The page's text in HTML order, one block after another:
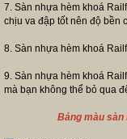
7. Sàn nhựa hèm khoá
chịu va đập tốt nên độ bền
8. Sàn nhựa hèm khoá
9. Sàn nhựa hèm khoá
mà bạn không thể bỏ qua
Bảng màu sàn